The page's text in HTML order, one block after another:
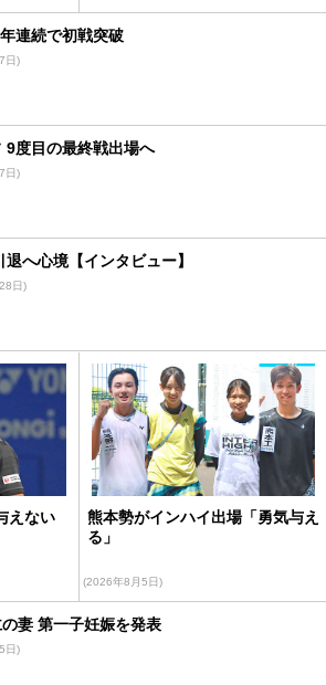
連続で初戦突破
日)
9度目の最終戦出場へ
日)
退へ心境【インタビュー】
日)
えない
熊本勢がインハイ出場「勇気与え
る」
(2026年8月5日)
妻 第一子妊娠を発表
日)